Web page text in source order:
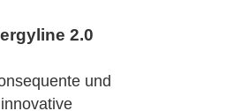
2.0
und
innovative